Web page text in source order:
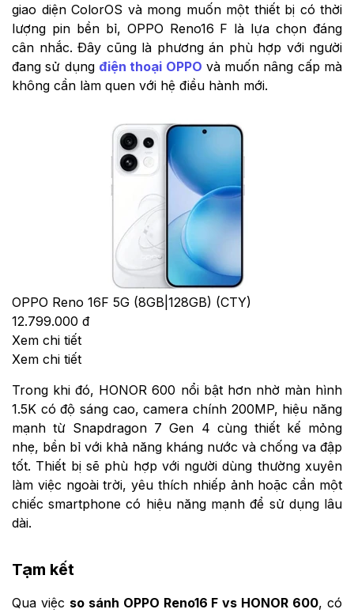
giao diện ColorOS và mong muốn một thiết bị có thời
lượng pin bền bỉ, OPPO Reno16 F là lựa chọn đáng
cân nhắc. Đây cũng là phương án phù hợp với người
đang sử dụng điện thoại OPPO và muốn nâng cấp mà
không cần làm quen với hệ điều hành mới.
OPPO Reno 16F 5G (8GB|128GB) (CTY)
12.799.000 đ
Xem chi tiết
Xem chi tiết
Trong khi đó, HONOR 600 nổi bật hơn nhờ màn hình
1.5K có độ sáng cao, camera chính 200MP, hiệu năng
mạnh từ Snapdragon 7 Gen 4 cùng thiết kế mỏng
nhẹ, bền bỉ với khả năng kháng nước và chống va đập
tốt. Thiết bị sẽ phù hợp với người dùng thường xuyên
làm việc ngoài trời, yêu thích nhiếp ảnh hoặc cần một
chiếc smartphone có hiệu năng mạnh để sử dụng lâu
dài.
Tạm kết
Qua việc so sánh OPPO Reno16 F vs HONOR 600, có